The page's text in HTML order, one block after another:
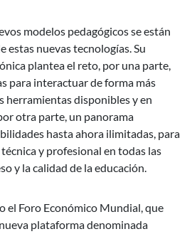
modelos pedagógicos se están
estas nuevas tecnologías. Su
plantea el reto, por una parte,
para interactuar de forma más
herramientas disponibles y en
otra parte, un panorama
hasta ahora ilimitadas, para
y profesional en todas las
y la calidad de la educación.
el Foro Económico Mundial, que
plataforma denominada